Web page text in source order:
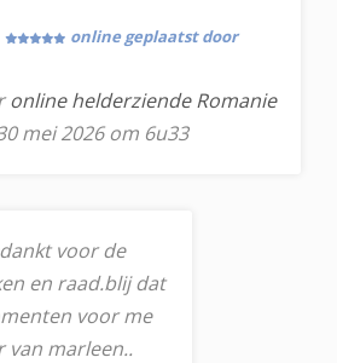
online geplaatst door
online helderziende Romanie
mei 2026 om 6u33
voor de
en raad.blij dat
voor me
van marleen..